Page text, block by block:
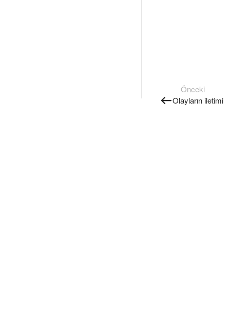
Önceki
Olayların iletimi